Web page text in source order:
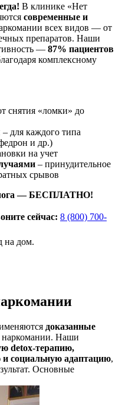
В клинике «Нет
современные и
всех видов — от
препаратов. Наши
— 87% пациентов
комплексному
снятия «ломки» до
– для каждого типа
и др.)
на учет
– принудительное
срывов
— БЕСПЛАТНО!
сейчас: 8 (800) 700-
на дом.
доказанные
Наши
detox-терапию,
и социальную адаптацию,
Основные